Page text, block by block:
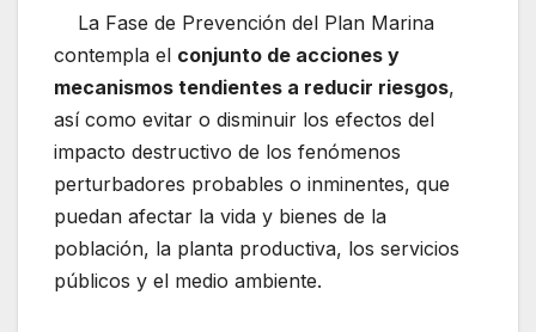
La Fase de Prevención del Plan Marina
contempla el conjunto de acciones y
mecanismos tendientes a reducir riesgos,
así como evitar o disminuir los efectos del
impacto destructivo de los fenómenos
perturbadores probables o inminentes, que
puedan afectar la vida y bienes de la
población, la planta productiva, los servicios
públicos y el medio ambiente.